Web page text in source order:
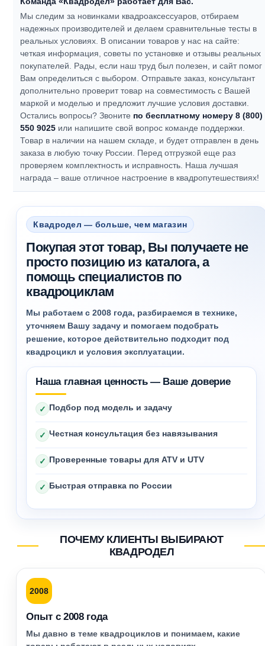
Мы следим за новинками квадроаксессуаров, отбираем
надежных производителей и делаем сравнительные тесты в
реальных условиях. В описании товаров у нас на сайте:
четкая информация, советы по установке и отзывы реальных
покупателей. Рады, если наш труд был полезен, и сайт помог
Вам определиться с выбором.Отправьте заказ, консультант
дополнительно проверит товар на совместимость с Вашей
маркой и моделью и предложит лучшие условия доставки.
Остались вопросы? Звоните по бесплатному номеру 8 (800)
550 9025 или напишите свой вопрос команде поддержки.
Товар в наличии на нашем складе, и будет отправлен в день
заказа в любую точку России. Перед отгрузкой еще раз
проверяем комплектность и исправность. Наша лучшая
награда – ваше отличное настроение в квадропутешествиях!
Квадродел — больше, чем магазин
Покупая этот товар, Вы получаете не
просто позицию из каталога, а
помощь специалистов по
квадроциклам
Мы работаем с 2008 года, разбираемся в технике,
уточняем Вашу задачу и помогаем подобрать
решение, которое действительно подходит под
квадроцикл и условия эксплуатации.
Наша главная ценность — Ваше доверие
✓ Подбор под модель и задачу
✓ Честная консультация без навязывания
✓ Проверенные товары для ATV и UTV
✓ Быстрая отправка по России
ПОЧЕМУ КЛИЕНТЫ ВЫБИРАЮТ
КВАДРОДЕЛ
2008
Опыт с 2008 года
Мы давно в теме квадроциклов и понимаем, какие